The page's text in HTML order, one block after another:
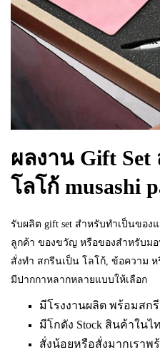
ผลงาน Gift
โลโก้ musashi
รับผลิต gift set สำหรับทำเป็นขอ
ลูกค้า ของขวัญ หรือของสำหรับม
สั่งทำ สกรีนเป็น โลโก้, ข้อความ
มีปากกาหลากหลายแบบให้เลือก
มีโรงงานผลิต พร้อมสก
มีโกดัง Stock สินค้าในไ
สั่งน้อยหรือสั่งมากเราพ